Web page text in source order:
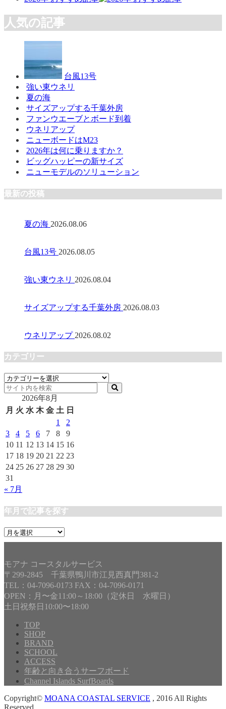
人気の記事
台風13号
強い東ウネリ
夏の海
サイズアップする千葉外房
ファンウエーブとボード到着
ウネリアップ
ニューボードはM23
2026年は何に乗りますか？
ビッグハッピーの新サイズ
ニューモデルのソリューション
最新の投稿
夏の海 2026.08.06
台風13号 2026.08.05
強い東ウネリ 2026.08.04
サイズアップする千葉外房 2026.08.03
ウネリアップ 2026.08.02
カテゴリー
カ
テ
リ
2026年8月
月 火 水 木 金 土 日
1
2
3
4 5 6 7 8
9
10 11 12 13 14 15 16
17 18 19 20 21 22 23
24 25 26 27 28 29 30
31
« 7月
年月で記事を探す
年
月
記
事
を
探
す
モアナ コースタルサービス
〒299-2845 千葉県鴨川市江見西真門381-2
TEL：04-7096-0173 FAX：04-7096-0171
OPEN：月〜金11:00～18:00（定休日 水曜日）
土日祝祭日10:00〜18:00
TOP
SHOP
BRAND
SCHOOL
ACCESS
年齢と向き合うサーフボード
Channel Islands SurfBoards
Copyright© MOANA COASTAL SERVICE , 2016 All Rights
Reserved.